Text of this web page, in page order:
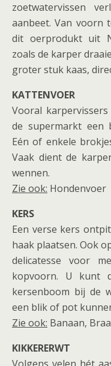
zoetwatervissen
aanbeet. Van voorn
dit oerprodukt uit
zoals de karper
groter stuk kaas,
KATTENVOER
Vooral
de supermarkt een
Eén of enkele
Vaak dient de
wennen.
Zie ook: Hondenvoer
KERS
Een verse kers
haak plaatsen. Ook
delicatesse voor
kopvoorn. U kunt
kersenboom bij de
een blik of pot
Zie ook: Banaan,
KIKKERERWT